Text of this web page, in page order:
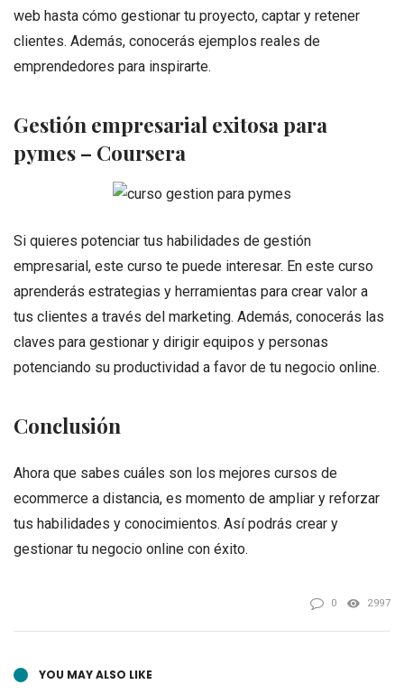
web hasta cómo gestionar tu proyecto, captar y retener
clientes. Además, conocerás ejemplos reales de
emprendedores para inspirarte.
Gestión empresarial exitosa para
pymes – Coursera
Si quieres potenciar tus habilidades de gestión
empresarial, este curso te puede interesar. En este curso
aprenderás estrategias y herramientas para crear valor a
tus clientes a través del marketing. Además, conocerás las
claves para gestionar y dirigir equipos y personas
potenciando su productividad a favor de tu negocio online.
Conclusión
Ahora que sabes cuáles son los mejores cursos de
ecommerce a distancia, es momento de ampliar y reforzar
tus habilidades y conocimientos. Así podrás crear y
gestionar tu negocio online con éxito.
0 2997
YOU MAY ALSO LIKE